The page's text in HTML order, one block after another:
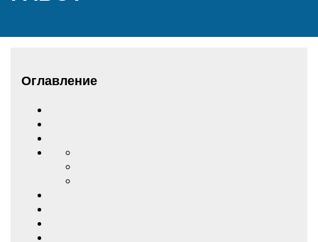
Оглавление